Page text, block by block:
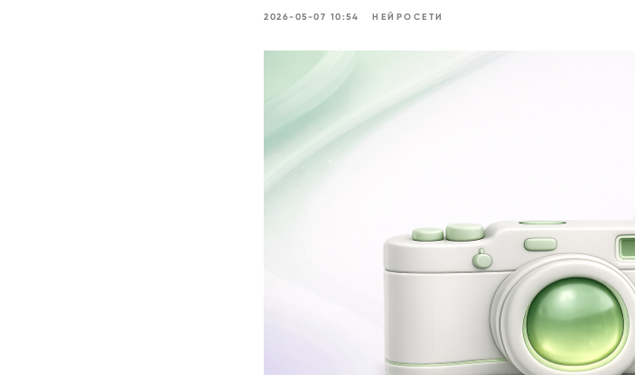
2026-05-07 10:54 НЕЙРОСЕТИ